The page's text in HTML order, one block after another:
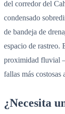
del corredor del
condensado
de bandeja de
espacio de rastreo.
proximidad fluvial
fallas más costosas
¿Necesita